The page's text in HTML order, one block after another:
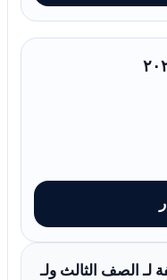
لـ الصف الثالث ولـ